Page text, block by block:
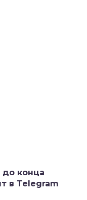
до конца
в Telegram